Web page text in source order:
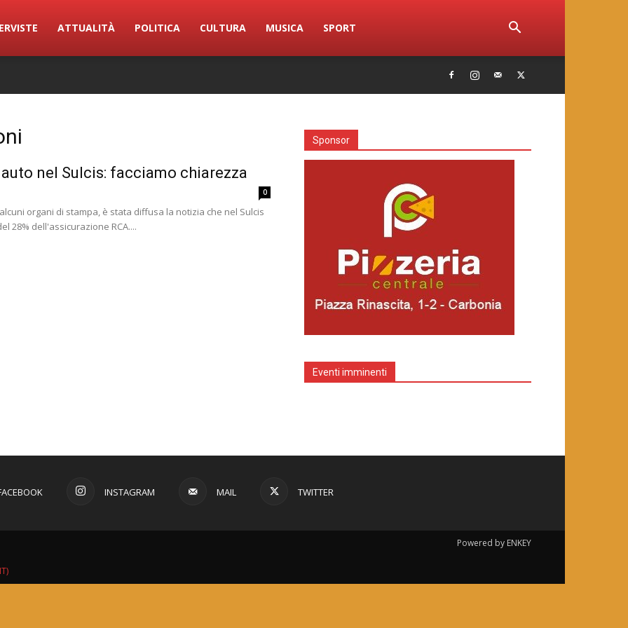
ATTUALITÀ POLITICA CULTURA MUSICA SPORT
nel Sulcis: facciamo chiarezza
0
organi di stampa, è stata diffusa la notizia che nel Sulcis
28% dell'assicurazione RCA....
Sponsor
Eventi imminenti
INSTAGRAM MAIL TWITTER
Powered by ENKEY